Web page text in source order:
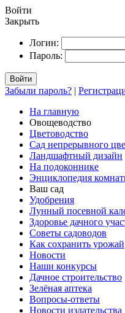
Войти
Закрыть
Логин:
Пароль:
Войти
Забыли пароль? |
На главную
Овощеводство
Цветоводство
Сад непрерывного
Ландшафтный дизайн
На подоконнике
Энциклопедия
Ваш сад
Удобрения
Лунный посевной
Здоровье дачного
Советы садоводов
Как сохранить урожай
Новости
Наши конкурсы
Дачное строительство
Зелёная аптека
Вопросы-ответы
Новости издательства